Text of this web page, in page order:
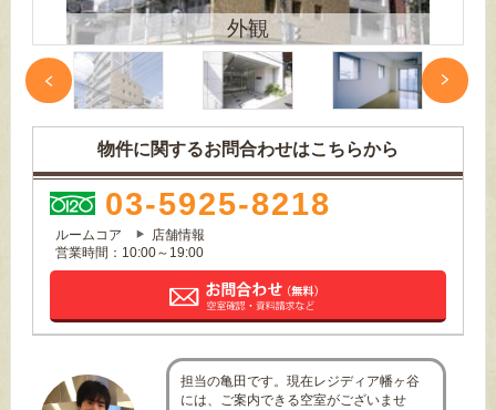
外観
物件に関するお問合わせはこちらから
03-5925-8218
ルームコア
店舗情報
営業時間：10:00～19:00
担当の亀田です。現在レジディア幡ヶ谷
には、ご案内できる空室がございませ